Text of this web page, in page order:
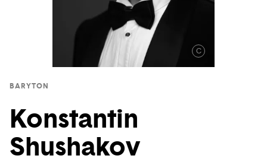
BARYTON
Konstantin
Shushakov
C